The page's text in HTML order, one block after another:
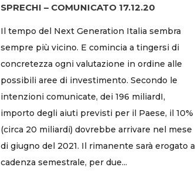
SPRECHI – COMUNICATO 17.12.20
Il tempo del Next Generation Italia sembra
sempre più vicino. E comincia a tingersi di
concretezza ogni valutazione in ordine alle
possibili aree di investimento. Secondo le
intenzioni comunicate, dei 196 miliardI,
importo degli aiuti previsti per il Paese, il 10%
(circa 20 miliardi) dovrebbe arrivare nel mese
di giugno del 2021. Il rimanente sarà erogato a
cadenza semestrale, per due...